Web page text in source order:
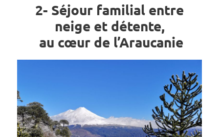
2- Séjour familial entre
neige et détente,
au cœur de l’Araucanie